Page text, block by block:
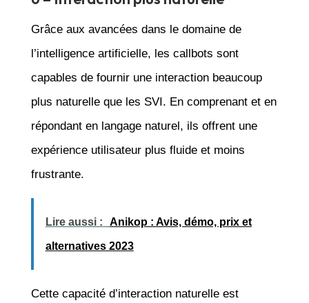
Grâce aux avancées dans le domaine de
l’intelligence artificielle, les callbots sont
capables de fournir une interaction beaucoup
plus naturelle que les SVI. En comprenant et en
répondant en langage naturel, ils offrent une
expérience utilisateur plus fluide et moins
frustrante.
Lire aussi : Anikop : Avis, démo, prix et
alternatives 2023
Cette capacité d’interaction naturelle est